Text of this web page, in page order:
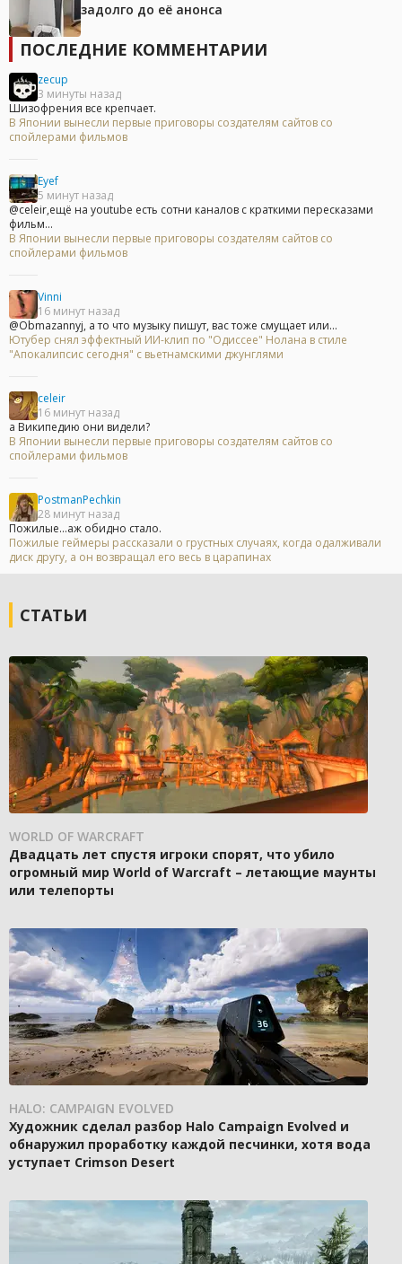
задолго до её анонса
ПОСЛЕДНИЕ КОММЕНТАРИИ
zecup
3 минуты назад
Шизофрения все крепчает.
В Японии вынесли первые приговоры создателям сайтов со
спойлерами фильмов
Eyef
5 минут назад
@celeir,ещё на youtube есть сотни каналов с краткими пересказами
фильм...
В Японии вынесли первые приговоры создателям сайтов со
спойлерами фильмов
Vinni
16 минут назад
@Obmazannyj, а то что музыку пишут, вас тоже смущает или...
Ютубер снял эффектный ИИ-клип по "Одиссее" Нолана в стиле
"Апокалипсис сегодня" с вьетнамскими джунглями
celeir
16 минут назад
а Википедию они видели?
В Японии вынесли первые приговоры создателям сайтов со
спойлерами фильмов
PostmanPechkin
28 минут назад
Пожилые...аж обидно стало.
Пожилые геймеры рассказали о грустных случаях, когда одалживали
диск другу, а он возвращал его весь в царапинах
СТАТЬИ
WORLD OF WARCRAFT
Двадцать лет спустя игроки спорят, что убило
огромный мир World of Warcraft – летающие маунты
или телепорты
HALO: CAMPAIGN EVOLVED
Художник сделал разбор Halo Campaign Evolved и
обнаружил проработку каждой песчинки, хотя вода
уступает Crimson Desert